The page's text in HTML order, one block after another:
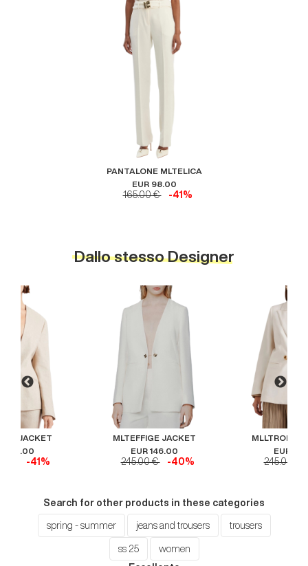
PANTALONE MLTELICA
EUR 98.00
165.00 € -41%
Dallo stesso Designer
JACKET
175.00
-41%
MLTEFFIGE JACKET
EUR 146.00
245.00 € -40%
EUR
245.00 €
Search for other products in these categories
spring - summer jeans and trousers trousers
ss 25
women